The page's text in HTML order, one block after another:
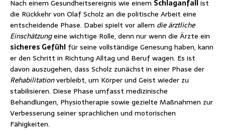
Nach einem Gesundheitsereignis wie einem Schlaganfallist
die Rückkehr von Olaf Scholz an die politische Arbeit eine
entscheidende Phase. Dabei spielt vor allem die ärztliche
Einschätzungeine wichtige Rolle, denn nur wenn die Ärzte ein
sicheres Gefühl für seine vollständige Genesung haben, kann
er den Schritt in Richtung Alltag und Beruf wagen. Es ist
davon auszugehen, dass Scholz zunächst in einer Phase der
Rehabilitationverbleibt, um Körper und Geist wieder zu
stabilisieren. Diese Phase umfasst medizinische
Behandlungen, Physiotherapie sowie gezielte Maßnahmen zur
Verbesserung seiner sprachlichen und motorischen
Fähigkeiten.